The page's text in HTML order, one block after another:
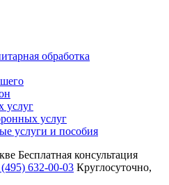
обработка
услуг
услуг
услуги и пособия
Бесплатная консультация
632-00-03 Круглосуточно,